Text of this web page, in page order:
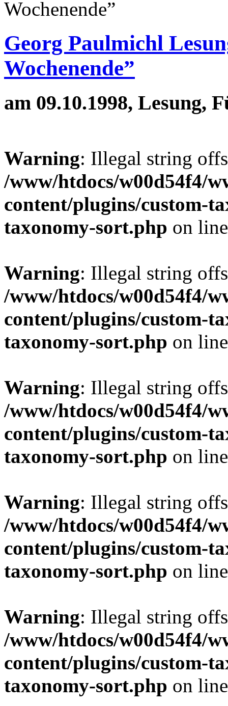
Georg Paulmichl
Wochenende”
am 09.10.1998, Lesung,
Warning: Illegal string
/www/htdocs/w00d54f4/
content/plugins/custom-
taxonomy-sort.php on
Warning: Illegal string
/www/htdocs/w00d54f4/
content/plugins/custom-
taxonomy-sort.php on
Warning: Illegal string
/www/htdocs/w00d54f4/
content/plugins/custom-
taxonomy-sort.php on
Warning: Illegal string
/www/htdocs/w00d54f4/
content/plugins/custom-
taxonomy-sort.php on
Warning: Illegal string
/www/htdocs/w00d54f4/
content/plugins/custom-
taxonomy-sort.php on